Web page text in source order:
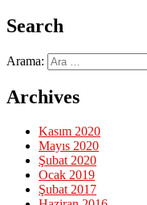
Search
Arama:
Archives
Kasım 2020
Mayıs 2020
Şubat 2020
Ocak 2019
Şubat 2017